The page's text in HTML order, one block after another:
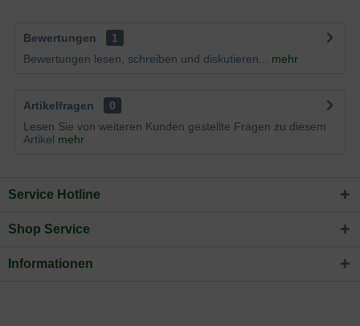
Bewertungen
1
Bewertungen lesen, schreiben und diskutieren...
mehr
Artikelfragen
0
Lesen Sie von weiteren Kunden gestellte Fragen zu diesem
Artikel mehr
Service Hotline
Shop Service
Informationen